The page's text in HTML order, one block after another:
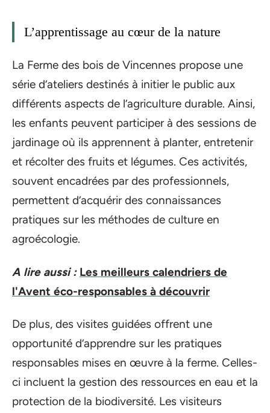
L’apprentissage au cœur de la nature
La Ferme des bois de Vincennes propose une
série d’ateliers destinés à initier le public aux
différents aspects de l’agriculture durable. Ainsi,
les enfants peuvent participer à des sessions de
jardinage où ils apprennent à planter, entretenir
et récolter des fruits et légumes. Ces activités,
souvent encadrées par des professionnels,
permettent d’acquérir des connaissances
pratiques sur les méthodes de culture en
agroécologie.
A lire aussi : Les meilleurs calendriers de
l'Avent éco-responsables à découvrir
De plus, des visites guidées offrent une
opportunité d’apprendre sur les pratiques
responsables mises en œuvre à la ferme. Celles-
ci incluent la gestion des ressources en eau et la
protection de la biodiversité. Les visiteurs